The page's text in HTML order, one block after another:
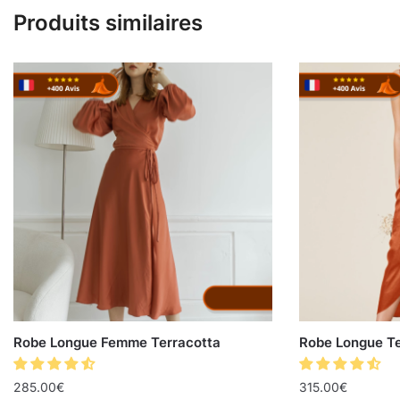
Produits similaires
Robe Longue Femme Terracotta
285.00€
Robe Longue
315.00€